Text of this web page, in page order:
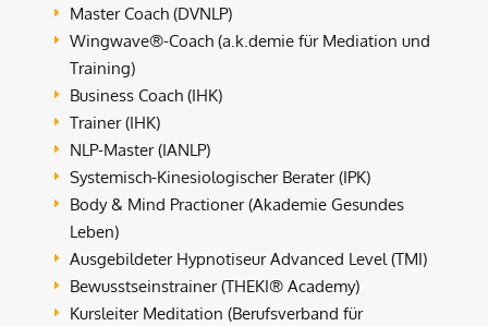
E Master Coach (DVNLP)
E
Wingwave®-Coach (a.k.demie für Mediation und
Training)
E Business Coach (IHK)
E Trainer (IHK)
E NLP-Master (IANLP)
E Systemisch-Kinesiologischer Berater (IPK)
E
Body & Mind Practioner (Akademie Gesundes
Leben)
E Ausgebildeter Hypnotiseur Advanced Level (TMI)
E Bewusstseinstrainer (THEKI® Academy)
E
Kursleiter Meditation (Berufsverband für